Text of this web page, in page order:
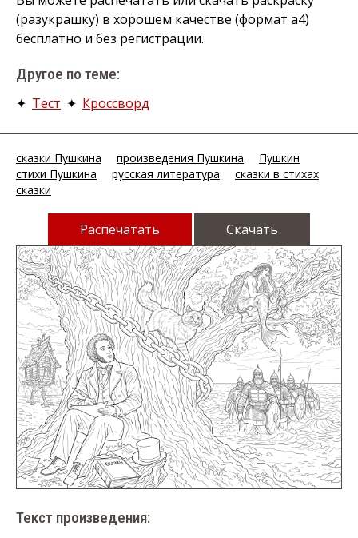
(разукрашку) в хорошем качестве (формат а4)
бесплатно и без регистрации.
Другое по теме:
✦ Тест ✦ Кроссворд
сказки Пушкина произведения Пушкина
Пушкин
стихи Пушкина
русская литература
сказки в стихах
сказки
Распечатать Скачать
Текст произведения: